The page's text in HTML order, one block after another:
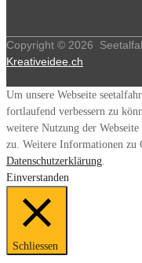
Copyright © 2026
Kreativeidee.ch
Um unsere Webseite
fortlaufend verbessern zu
weitere Nutzung der
zu. Weitere Informationen zu
Datenschutzerklärung.
Einverstanden
Schliessen